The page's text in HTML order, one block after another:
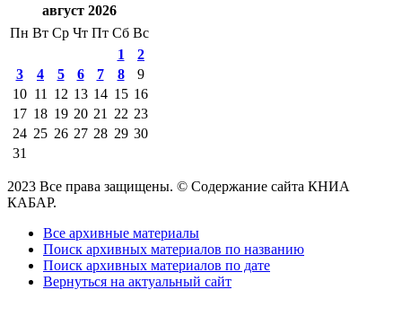
август 2026
Пн Вт Ср Чт Пт Сб Вс
1
2
3
4 5 6 7 8
9
10 11 12 13 14 15 16
17 18 19 20 21 22 23
24 25 26 27 28 29 30
31
2023 Все права защищены. © Содержание сайта КНИА
КАБАР.
Все архивные материалы
Поиск архивных материалов по названию
Поиск архивных материалов по дате
Вернуться на актуальный сайт